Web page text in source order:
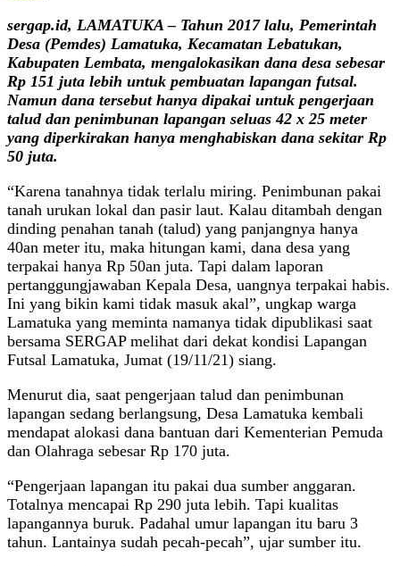
sergap.id, LAMATUKA – Tahun 2017 lalu, Pemerintah
Desa (Pemdes) Lamatuka, Kecamatan Lebatukan,
Kabupaten Lembata, mengalokasikan dana desa sebesar
Rp 151 juta lebih untuk pembuatan lapangan futsal.
Namun dana tersebut hanya dipakai untuk pengerjaan
talud dan penimbunan lapangan seluas 42 x 25 meter
yang diperkirakan hanya menghabiskan dana sekitar Rp
50 juta.
“Karena tanahnya tidak terlalu miring. Penimbunan pakai
tanah urukan lokal dan pasir laut. Kalau ditambah dengan
dinding penahan tanah (talud) yang panjangnya hanya
40an meter itu, maka hitungan kami, dana desa yang
terpakai hanya Rp 50an juta. Tapi dalam laporan
pertanggungjawaban Kepala Desa, uangnya terpakai habis.
Ini yang bikin kami tidak masuk akal”, ungkap warga
Lamatuka yang meminta namanya tidak dipublikasi saat
bersama SERGAP melihat dari dekat kondisi Lapangan
Futsal Lamatuka, Jumat (19/11/21) siang.
Menurut dia, saat pengerjaan talud dan penimbunan
lapangan sedang berlangsung, Desa Lamatuka kembali
mendapat alokasi dana bantuan dari Kementerian Pemuda
dan Olahraga sebesar Rp 170 juta.
“Pengerjaan lapangan itu pakai dua sumber anggaran.
Totalnya mencapai Rp 290 juta lebih. Tapi kualitas
lapangannya buruk. Padahal umur lapangan itu baru 3
tahun. Lantainya sudah pecah-pecah”, ujar sumber itu.